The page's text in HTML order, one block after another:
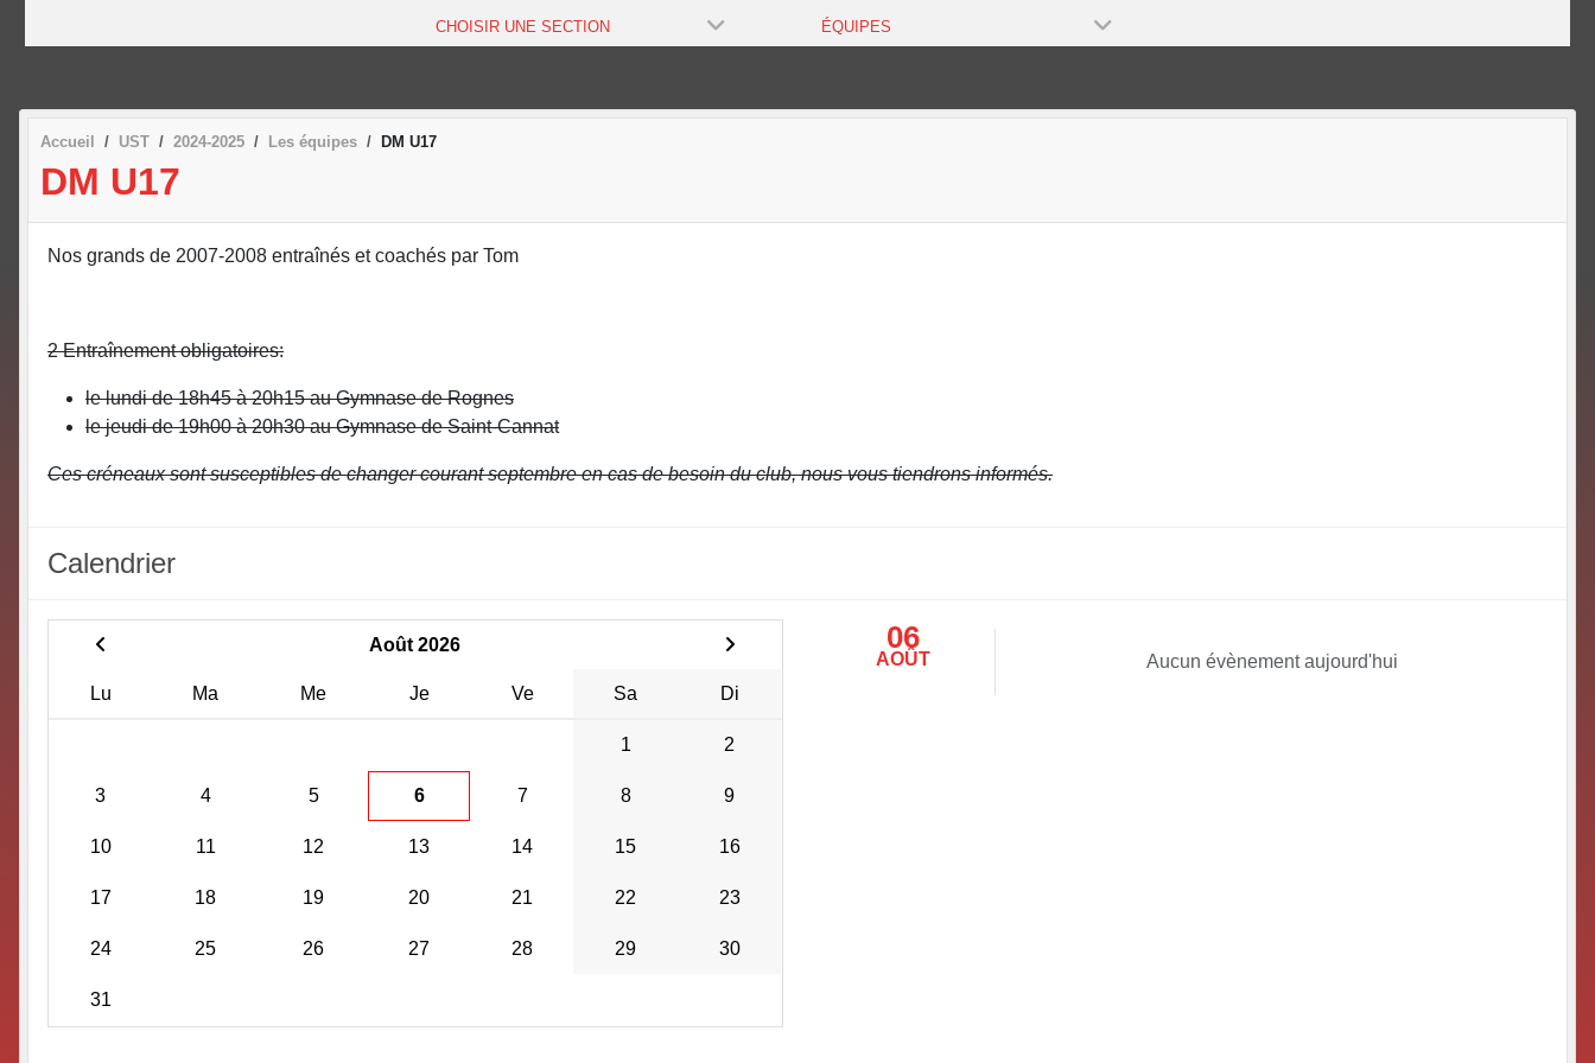
CHOISIR UNE SECTION ÉQUIPES
Accueil UST 2024-2025 Les équipes DM U17
DM U17
Nos grands de 2007-2008 entraînés et coachés par Tom
2 Entraînement obligatoires:
le lundi de 18h45 à 20h15 au Gymnase de Rognes
le jeudi de 19h00 à 20h30 au Gymnase de Saint-Cannat
Ces créneaux sont susceptibles de changer courant septembre en cas de besoin du club, nous vous tiendrons informés.
Calendrier
Août 2026
Lu Ma Me Je Ve Sa Di
1 2
3 4 5 6 7 8 9
10 11 12 13 14 15 16
17 18 19 20 21 22 23
24 25 26 27 28 29 30
31
06
AOÛT Aucun évènement aujourd'hui